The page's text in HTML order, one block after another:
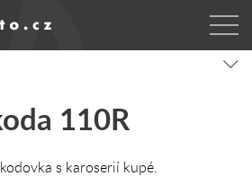
110R
s karoserií kupé.